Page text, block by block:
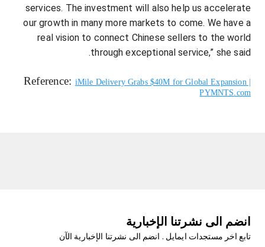
services. The investment will also help us accelerate
our growth in many more markets to come. We have a
real vision to connect Chinese sellers to the world
through exceptional service,” she said.
Reference: iMile Delivery Grabs $40M for Global Expansion |
PYMNTS.com
انضم الى نشرتنا الإخبارية
تابع اخر مستجدات ايمايل . انضم الى نشرتنا الإخبارية الآن